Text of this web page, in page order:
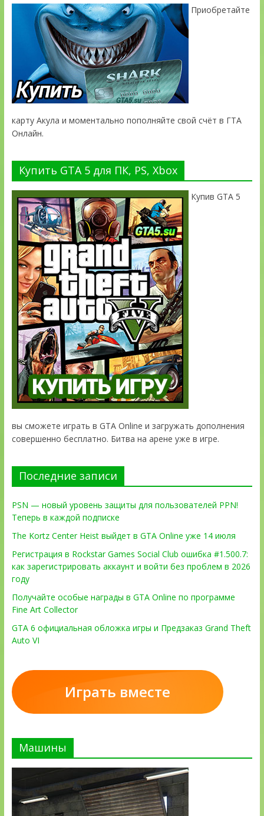
Приобретайте
карту Акула и моментально пополняйте свой счёт в ГТА
Онлайн.
Купить GTA 5 для ПК, PS, Xbox
Купив GTA 5
вы сможете играть в GTA Online и загружать дополнения
совершенно бесплатно. Битва на арене уже в игре.
Последние записи
PSN — новый уровень защиты для пользователей PPN!
Теперь в каждой подписке
The Kortz Center Heist выйдет в GTA Online уже 14 июля
Регистрация в Rockstar Games Social Club ошибка #1.500.7:
как зарегистрировать аккаунт и войти без проблем в 2026
году
Получайте особые награды в GTA Online по программе
Fine Art Collector
GTA 6 официальная обложка игры и Предзаказ Grand Theft
Auto VI
Играть вместе
Машины